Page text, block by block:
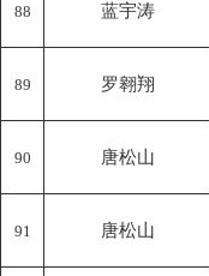
88 蓝宇涛
89 罗翱翔
90 唐松山
91 唐松山